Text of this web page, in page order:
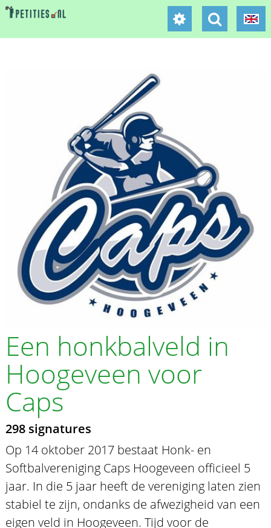
Een honkbalveld in
Hoogeveen voor
Caps
298 signatures
Op 14 oktober 2017 bestaat Honk- en
Softbalvereniging Caps Hoogeveen officieel 5
jaar. In die 5 jaar heeft de vereniging laten zien
stabiel te zijn, ondanks de afwezigheid van een
eigen veld in Hoogeveen. Tijd voor de